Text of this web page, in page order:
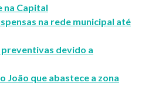
na Capital
na rede municipal até
devido a
João que abastece a zona